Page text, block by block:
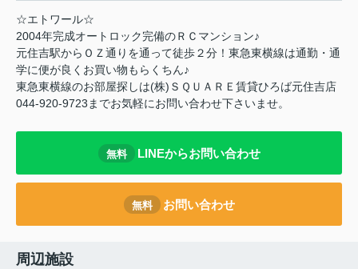
☆エトワール☆
2004年完成オートロック完備のＲＣマンション♪
元住吉駅からＯＺ通りを通って徒歩２分！東急東横線は通勤・通
学に便が良くお買い物もらくちん♪
東急東横線のお部屋探しは(株)ＳＱＵＡＲＥ賃貸ひろば元住吉店
044-920-9723までお気軽にお問い合わせ下さいませ。
無料 LINEからお問い合わせ
無料 お問い合わせ
周辺施設